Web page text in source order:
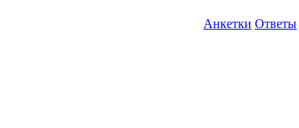
Анкетки Ответы